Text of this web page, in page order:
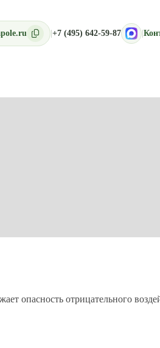
| +7 (495) 642-59-87 |
опасность отрицательного